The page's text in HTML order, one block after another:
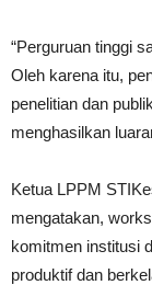
“Perguruan tinggi
Oleh karena itu,
penelitian dan
menghasilkan
Ketua LPPM
mengatakan,
komitmen institusi
produktif dan